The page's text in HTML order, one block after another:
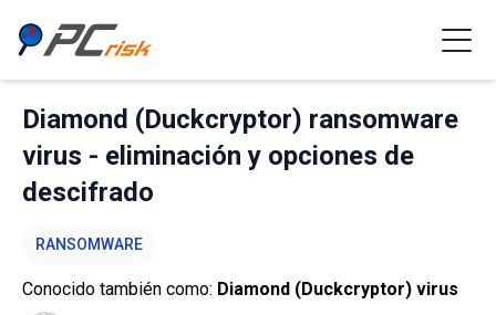
Diamond (Duckcryptor) ransomware
virus - eliminación y opciones de
descifrado
RANSOMWARE
Conocido también como: Diamond (Duckcryptor) virus